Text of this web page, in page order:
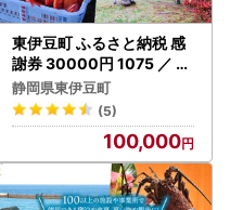
東伊豆町 ふるさと納税 感
謝券 30000円 1075 ／ 静
岡県 旅行 宿泊 食事 観光
チケット クーポン 補助 リ
フォーム ホテル 動物園 海
鮮 みかん 金目鯛 稲取 熱川
ギフト 土産
静岡県東伊豆町
(5)
100,000